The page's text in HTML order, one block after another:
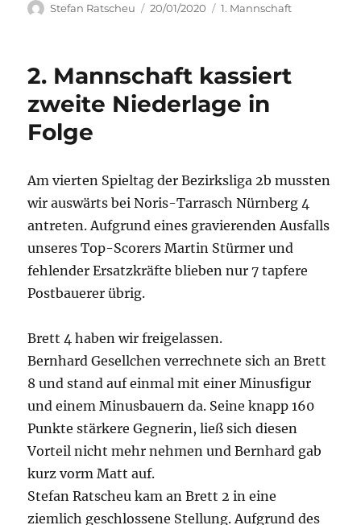
Autor
Stefan Ratscheu
Veröffentlicht
20/01/2020 Kategorien
1. Mannschaft
2. Mannschaft kassiert
zweite Niederlage in
Folge
Am vierten Spieltag der Bezirksliga 2b mussten
wir auswärts bei Noris-Tarrasch Nürnberg 4
antreten. Aufgrund eines gravierenden Ausfalls
unseres Top-Scorers Martin Stürmer und
fehlender Ersatzkräfte blieben nur 7 tapfere
Postbauerer übrig.
Brett 4 haben wir freigelassen.
Bernhard Gesellchen verrechnete sich an Brett
8 und stand auf einmal mit einer Minusfigur
und einem Minusbauern da. Seine knapp 160
Punkte stärkere Gegnerin, ließ sich diesen
Vorteil nicht mehr nehmen und Bernhard gab
kurz vorm Matt auf.
Stefan Ratscheu kam an Brett 2 in eine
ziemlich geschlossene Stellung. Aufgrund des